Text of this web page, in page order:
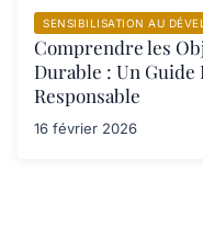
SENSIBILISATION AU
Comprendre les
Durable : Un
Responsable
16 février 2026